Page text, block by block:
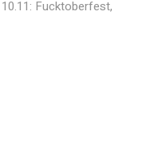
Fucktoberfest,